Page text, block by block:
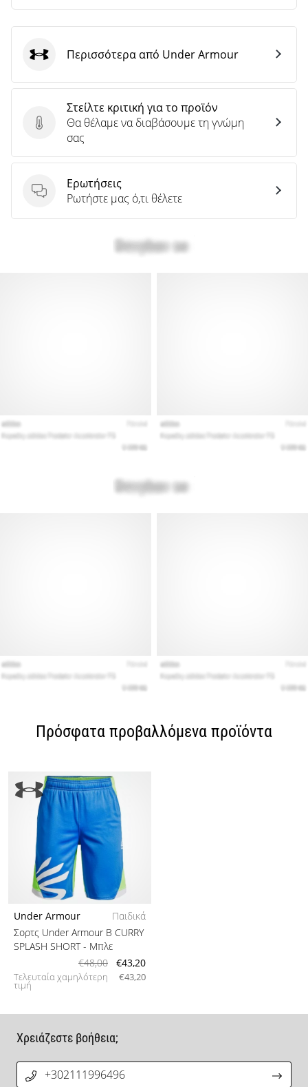
Στείλτε κριτική για το προϊόν
Στείλτε κριτική για το προϊόν
Θα θέλαμε να διαβάσουμε τη γνώμη
σας
Ερωτήσεις
Ερωτήσεις
Ρωτήστε μας ό,τι θέλετε
Under Armour
Περισσότερα από Under Armour
Πρόσφατα προβαλλόμενα προϊόντα
Under Armour
Παιδικά
Σορτς Under Armour B CURRY
SPLASH SHORT- Μπλε
€48,00
€43,20
Τελευταία χαμηλότερη
τιμή
€43,20
Χρειάζεστε βοήθεια;
+302111996496